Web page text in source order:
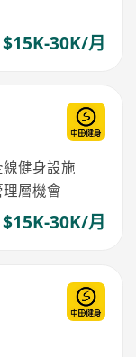
$15K-30K/月
健身設施
層機會
$15K-30K/月